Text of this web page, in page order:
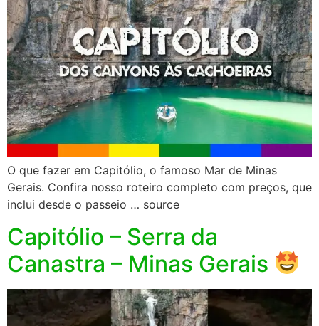
O que fazer em Capitólio, o famoso Mar de Minas
Gerais. Confira nosso roteiro completo com preços, que
inclui desde o passeio … source
Capitólio – Serra da
Canastra – Minas Gerais